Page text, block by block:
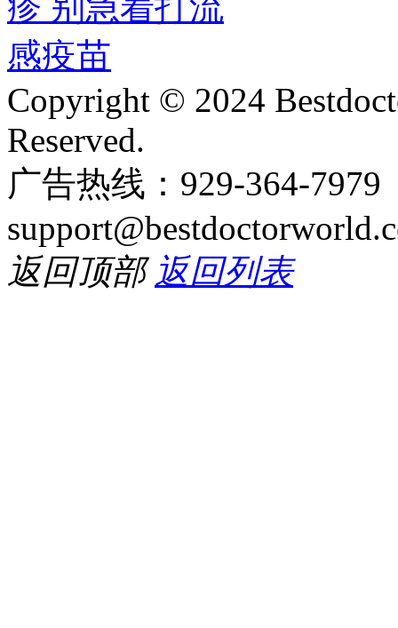
Copyright © 2024
Reserved.
广告热线：929-364-
返回顶部 返回列表